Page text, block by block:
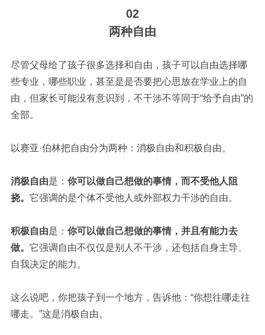
02
两种自由
尽管父母给了孩子很多选择和自由，孩子可以自由选择哪
些专业，哪些职业，甚至是是否要把心思放在学业上的自
由，但家长可能没有意识到，不干涉不等同于“给予自由”的
全部。
以赛亚·伯林把自由分为两种：消极自由和积极自由。
消极自由是： 你可以做自己想做的事情，而不受他人阻
挠。 它强调的是个体不受他人或外部权力干涉的自由。
积极自由是： 你可以做自己想做的事情，并且有能力去
做。 它强调自由不仅仅是别人不干涉，还包括自身主导、
自我决定的能力。
这么说吧，你把孩子到一个地方，告诉他：“你想往哪走往
哪走。”这是消极自由。